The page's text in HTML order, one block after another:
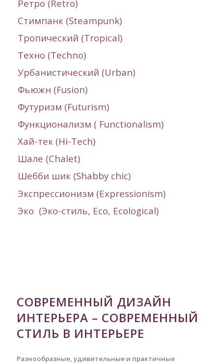
Ретро (Retro)
Стимпанк (Steampunk)
Тропический (Tropical)
Техно (Techno)
Урбанистический (Urban)
Фьюжн (Fusion)
Футуризм (Futurism)
Функционализм ( Functionalism)
Хай-тек (Hi-Tech)
Шале (Сhalet)
Шебби шик (Shabby chic)
Экспрессионизм (Expressionism)
Эко (Эко-стиль, Eco, Еcological)
СОВРЕМЕННЫЙ ДИЗАЙН
ИНТЕРЬЕРА – СОВРЕМЕННЫЙ
СТИЛЬ В ИНТЕРЬЕРЕ
Разнообразные, удивительные и практичные